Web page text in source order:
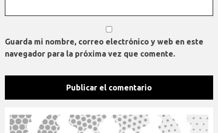
Guarda mi nombre, correo electrónico y web en este
navegador para la próxima vez que comente.